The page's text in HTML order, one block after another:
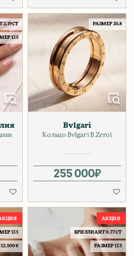
CT
17.5
РАЗМЕР 20.8
Bvlgari
Кольцо Bvlgari B.Zero1
255 000₽
17.5
€
БРИЛЛИАНТ 0.77 CT
РАЗМЕР 17.5